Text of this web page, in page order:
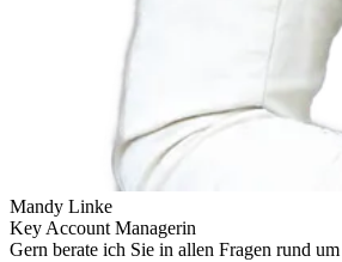
Mandy Linke
Key Account Managerin
Gern berate ich Sie in allen Fragen rund